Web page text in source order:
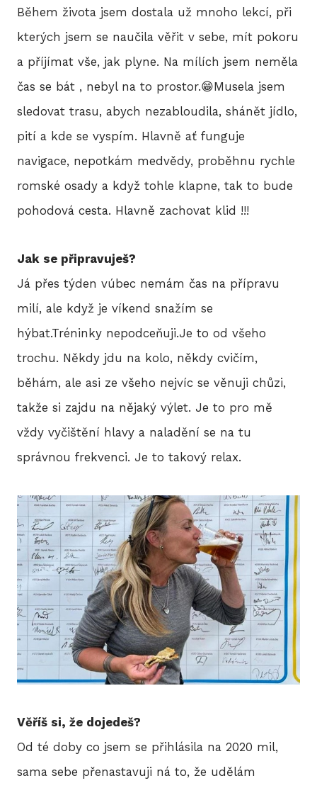
Během života jsem dostala už mnoho lekcí, při
kterých jsem se naučila věřit v sebe, mít pokoru
a příjímat vše, jak plyne. Na mílích jsem neměla
čas se bát , nebyl na to prostor.😁Musela jsem
sledovat trasu, abych nezabloudila, shánět jídlo,
pití a kde se vyspím. Hlavně ať funguje
navigace, nepotkám medvědy, proběhnu rychle
romské osady a když tohle klapne, tak to bude
pohodová cesta. Hlavně zachovat klid !!!
Jak se připravuješ?
Já přes týden vúbec nemám čas na přípravu
milí, ale když je víkend snažím se
hýbat.Tréninky nepodceňuji.Je to od všeho
trochu. Někdy jdu na kolo, někdy cvičím,
běhám, ale asi ze všeho nejvíc se věnuji chůzi,
takže si zajdu na nějaký výlet. Je to pro mě
vždy vyčištění hlavy a naladění se na tu
správnou frekvenci. Je to takový relax.
Věříš si, že dojedeš?
Od té doby co jsem se přihlásila na 2020 mil,
sama sebe přenastavuji ná to, že udělám